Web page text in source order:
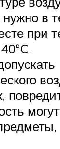
в
при